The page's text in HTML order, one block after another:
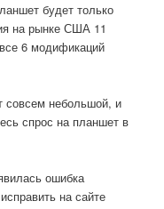
будет только
на рынке США 11
6 модификаций
совсем небольшой, и
спрос на планшет в
ошибка
на сайте